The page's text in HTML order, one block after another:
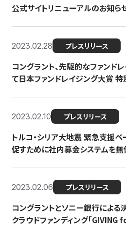
公式サイトリニューアルのお知ら
2023.02.28 プレスリリース
コングラント、先駆的なファンド
て日本ファンドレイジング大賞
2023.02.10 プレスリリース
トルコ・シリア大地震 緊急支援
促すために社内募金システムを無
2023.02.06 プレスリリース
コングラントとソニー銀行によ
クラウドファンディング「GIVING